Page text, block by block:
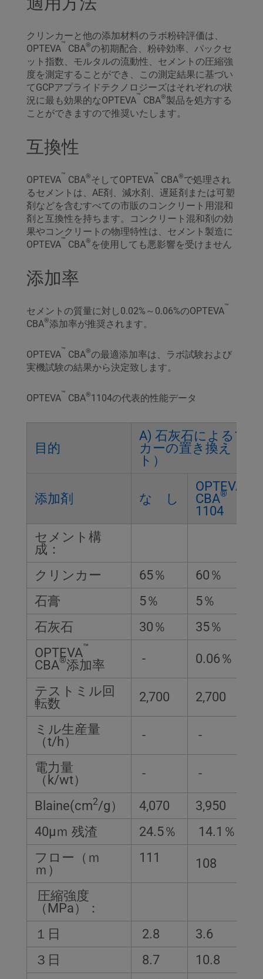
クリンカーと他の添加材料のラボ粉砕評価は、
OPTEVA™ CBA®の初期配合、粉砕効率、パックセ
ット指数、モルタルの流動性、セメントの圧縮強
度を測定することができ、この測定結果に基づい
てGCPアプライドテクノロジーズはそれぞれの状
況に最も効果的なOPTEVA™ CBA®製品を処方する
ことができますので推奨いたします。
互換性
OPTEVA™ CBA®そしてOPTEVA™ CBA®で処理され
るセメントは、AE剤、減水剤、遅延剤または可塑
剤などを含むすべての市販のコンクリート用混和
剤と互換性を持ちます。コンクリート混和剤の効
果やコンクリートの物理特性は、セメント製造に
OPTEVA™ CBA® を使用しても悪影響を受けません
添加率
セメントの質量に対し0.02%～0.06%のOPTEVA™
CBA®添加率が推奨されます。
OPTEVA™ CBA®の最適添加率は、ラボ試験および
実機試験の結果から決定致します。
OPTEVA™ CBA®1104の代表的性能データ
目的
A) 石灰石による10
カーの置き換え（ラ
ト）
添加剤 な し
OPTEVA
CBA®
1104
セメント構
成：
クリンカー
65％
60％
石膏
5％
5％
石灰石
30％
35％
OPTEVA™
CBA®添加率 - 0.06％
テストミル回
転数
2,700 2,700
ミル生産量
（t/h）
- -
電力量
（k/wt）
- -
Blaine(cm2/g） 4,070
3,950
40μｍ 残渣
24.5％
14.1％
フロー（ｍ
ｍ）
111 108
圧縮強度
（MPa）：
１日
2.8
3.6
３日
8.7
10.8